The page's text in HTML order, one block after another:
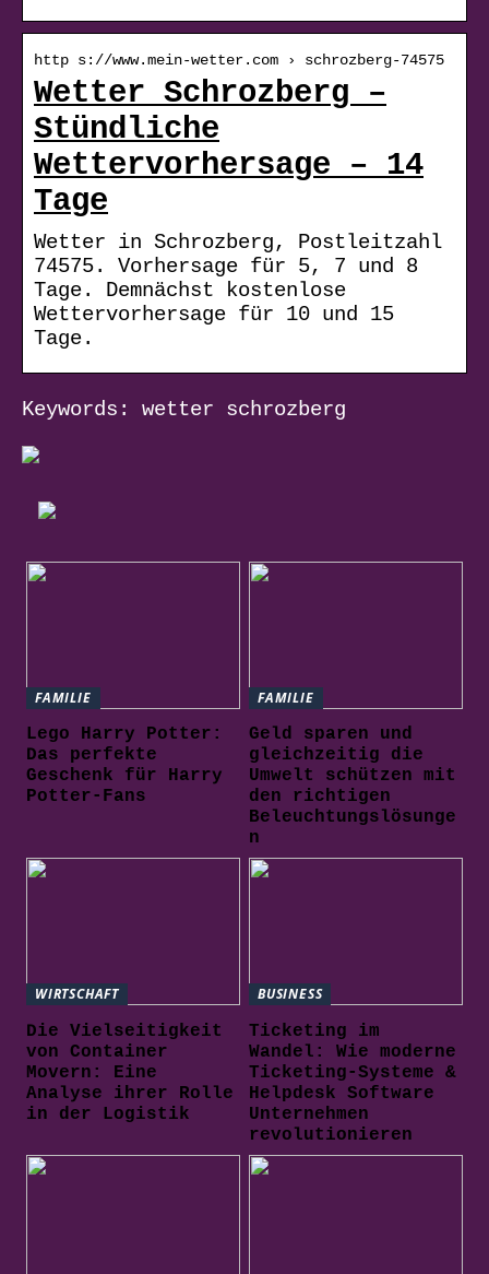
http s://www.mein-wetter.com › schrozberg-74575
Wetter Schrozberg –
Stündliche
Wettervorhersage – 14
Tage
Wetter in Schrozberg, Postleitzahl
74575. Vorhersage für 5, 7 und 8
Tage. Demnächst kostenlose
Wettervorhersage für 10 und 15
Tage.
Keywords: wetter schrozberg
FAMILIE
Lego Harry Potter:
Das perfekte
Geschenk für Harry
Potter-Fans
FAMILIE
Geld sparen und
gleichzeitig die
Umwelt schützen mit
den richtigen
Beleuchtungslösunge
n
WIRTSCHAFT
Die Vielseitigkeit
von Container
Movern: Eine
Analyse ihrer Rolle
in der Logistik
BUSINESS
Ticketing im
Wandel: Wie moderne
Ticketing-Systeme &
Helpdesk Software
Unternehmen
revolutionieren